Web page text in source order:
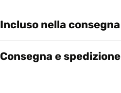
Incluso nella consegna
Consegna e spedizione